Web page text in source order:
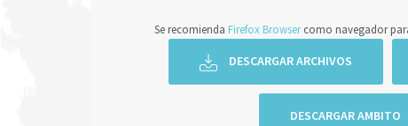
Se recomienda Firefox Browsercomo navegador
DESCARGAR ARCHIVOS
DESCARGAR AMBITO